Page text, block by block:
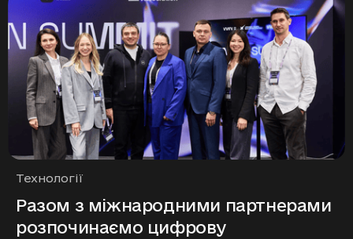
Рубрики
Технології
Разом з міжнародними партнерами
розпочинаємо цифрову